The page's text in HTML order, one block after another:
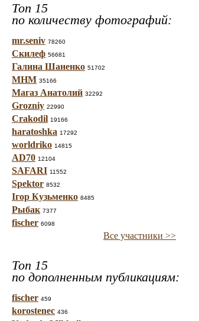
Топ 15
по количеству фотографий:
mr.seniv 78260
Скилеф 56681
Галина Шаненко 51702
МНМ 35166
Магаз Анатолий 32292
Grozniy 22990
Crakodil 19166
haratoshka 17292
worldriko 14815
AD70 12104
SAFARI 11552
Spektor 8532
Ігор Кузьменко 8485
Рыбак 7377
fischer 6098
Все участники >>
Топ 15
по дополненным публикациям:
fischer 459
korostenec 436